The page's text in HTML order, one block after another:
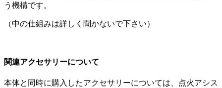
う機構です。
（中の仕組みは詳しく聞かないで下さい）
関連アクセサリーについて
本体と同時に購入したアクセサリーについては、点火アシス